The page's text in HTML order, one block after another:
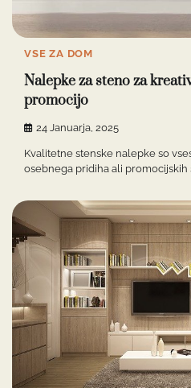
VSE ZA DOM
Nalepke za steno za
promocijo
24 Januarja, 2025
Kvalitetne stenske nalepke so
osebnega pridiha ali promocijskih